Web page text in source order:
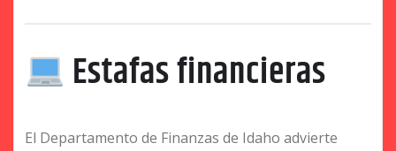
Estafas financieras
El Departamento de Finanzas de Idaho advierte